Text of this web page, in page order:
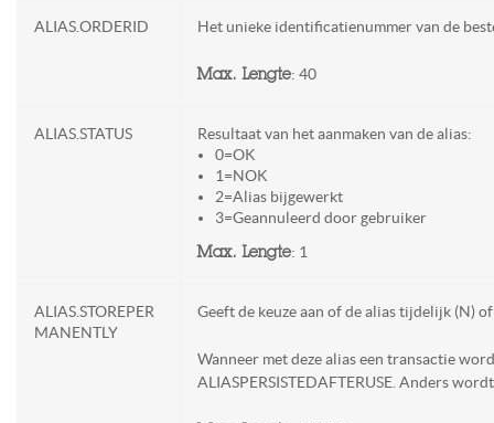
ALIAS.ORDERID Het unieke identificatienummer van de
Max. Lengte: 40
ALIAS.STATUS
Resultaat van het aanmaken van de alias:
0=OK
1=NOK
2=Alias bijgewerkt
3=Geannuleerd door gebruiker
Max. Lengte: 1
ALIAS.STOREPER
MANENTLY
Geeft de keuze aan of de alias tijdelijk (N)
Wanneer met deze alias een transactie
ALIASPERSISTEDAFTERUSE. Anders